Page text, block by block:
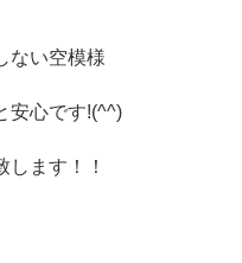
ない空模様
安心です!(^^)
ます！！